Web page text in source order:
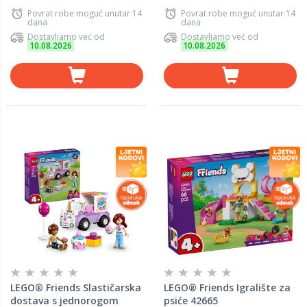
Povrat robe moguć unutar 14
dana
Dostavljamo već od
10.08.2026
Povrat robe moguć unutar 14
dana
Dostavljamo već od
10.08.2026
LEGO® Friends Slastičarska
dostava s jednorogom
LEGO® Friends Igralište za
psiće 42665